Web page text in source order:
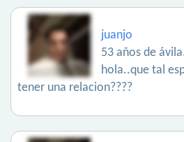
juanjo
53 años de
hola..que tal
tener una relacion????